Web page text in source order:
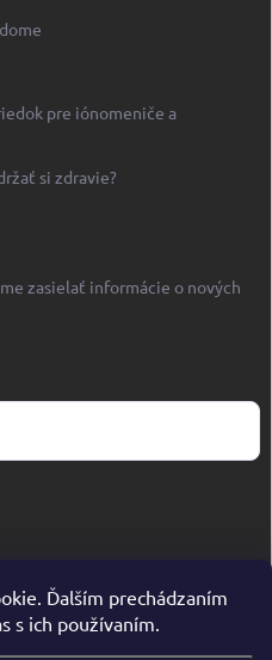
Ďalším prechádzaním
s ich používaním.
pre iónomeniče a
si zdravie?
zasielať informácie o nových